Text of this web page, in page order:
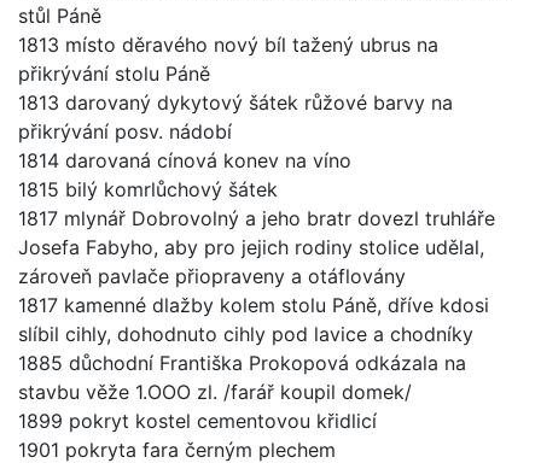
stůl Páně
1813 místo děravého nový bíl tažený ubrus na
přikrývání stolu Páně
1813 darovaný dykytový šátek růžové barvy na
přikrývání posv. nádobí
1814 darovaná cínová konev na víno
1815 bilý komrlůchový šátek
1817 mlynář Dobrovolný a jeho bratr dovezl truhláře
Josefa Fabyho, aby pro jejich rodiny stolice udělal,
zároveň pavlače přiopraveny a otáflovány
1817 kamenné dlažby kolem stolu Páně, dříve kdosi
slíbil cihly, dohodnuto cihly pod lavice a chodníky
1885 důchodní Františka Prokopová odkázala na
stavbu věže 1.OOO zl. /farář koupil domek/
1899 pokryt kostel cementovou křidlicí
1901 pokryta fara černým plechem